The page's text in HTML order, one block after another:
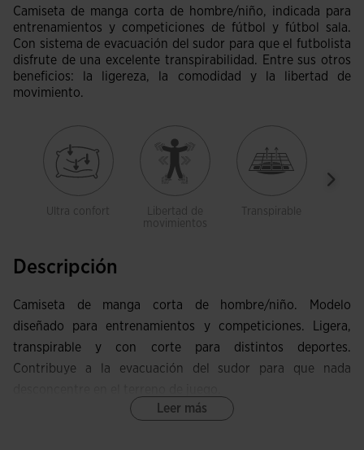
Camiseta de manga corta de hombre/niño, indicada para
entrenamientos y competiciones de fútbol y fútbol sala.
Con sistema de evacuación del sudor para que el futbolista
disfrute de una excelente transpirabilidad. Entre sus otros
beneficios: la ligereza, la comodidad y la libertad de
movimiento.
Ultra confort
Libertad de
movimientos
Transpirable
Descripción
Camiseta de manga corta de hombre/niño. Modelo
diseñado para entrenamientos y competiciones. Ligera,
transpirable y con corte para distintos deportes.
Contribuye a la evacuación del sudor para que nada
Leer más